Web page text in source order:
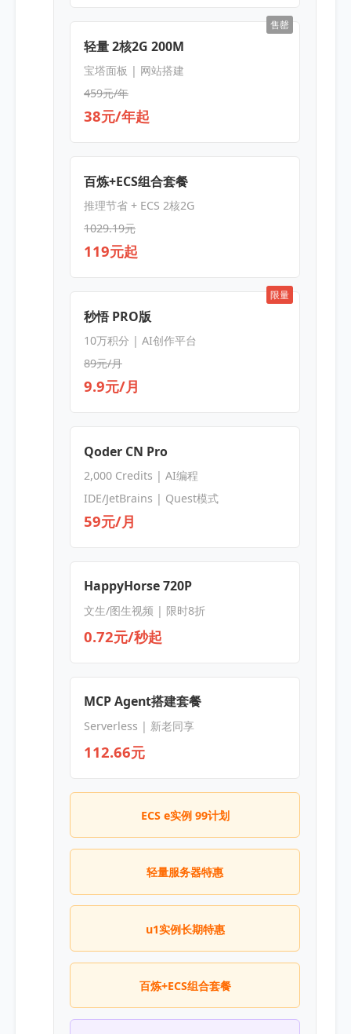
售罄
轻量 2核2G 200M
宝塔面板 | 网站搭建
459元/年
38元/年起
百炼+ECS组合套餐
推理节省 + ECS 2核2G
1029.19元
119元起
限量
秒悟 PRO版
10万积分 | AI创作平台
89元/月
9.9元/月
Qoder CN Pro
2,000 Credits | AI编程
IDE/JetBrains | Quest模式
59元/月
HappyHorse 720P
文生/图生视频 | 限时8折
0.72元/秒起
MCP Agent搭建套餐
Serverless | 新老同享
112.66元
ECS e实例 99计划
轻量服务器特惠
u1实例长期特惠
百炼+ECS组合套餐